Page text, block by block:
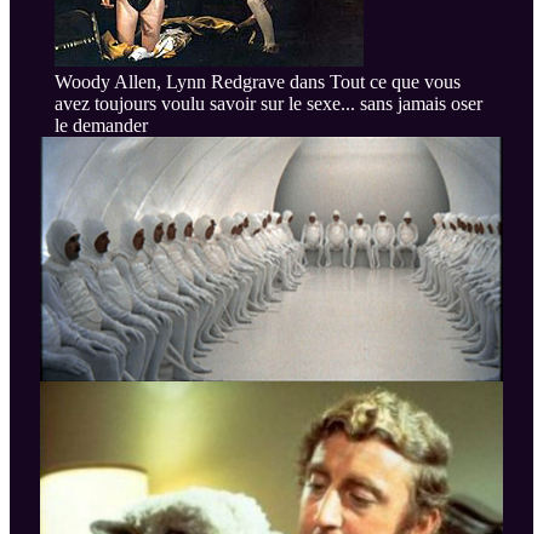
Woody Allen, Lynn Redgrave dans Tout ce que vous
avez toujours voulu savoir sur le sexe... sans jamais oser
le demander